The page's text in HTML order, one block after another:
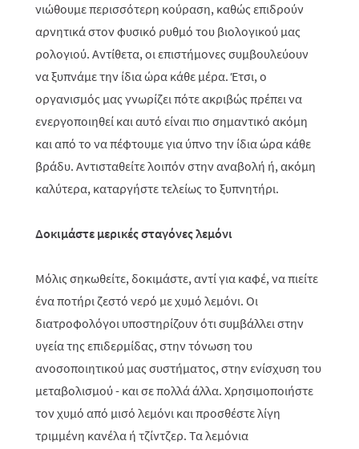
νιώθουμε περισσότερη κούραση, καθώς επιδρούν
αρνητικά στον φυσικό ρυθμό του βιολογικού μας
ρολογιού. Αντίθετα, οι επιστήμονες συμβουλεύουν
να ξυπνάμε την ίδια ώρα κάθε μέρα. Έτσι, ο
οργανισμός μας γνωρίζει πότε ακριβώς πρέπει να
ενεργοποιηθεί και αυτό είναι πιο σημαντικό ακόμη
και από το να πέφτουμε για ύπνο την ίδια ώρα κάθε
βράδυ. Αντισταθείτε λοιπόν στην αναβολή ή, ακόμη
καλύτερα, καταργήστε τελείως το ξυπνητήρι.
Δοκιμάστε μερικές σταγόνες λεμόνι
Μόλις σηκωθείτε, δοκιμάστε, αντί για καφέ, να πιείτε
ένα ποτήρι ζεστό νερό με χυμό λεμόνι. Οι
διατροφολόγοι υποστηρίζουν ότι συμβάλλει στην
υγεία της επιδερμίδας, στην τόνωση του
ανοσοποιητικού μας συστήματος, στην ενίσχυση του
μεταβολισμού - και σε πολλά άλλα. Χρησιμοποιήστε
τον χυμό από μισό λεμόνι και προσθέστε λίγη
τριμμένη κανέλα ή τζίντζερ. Τα λεμόνια